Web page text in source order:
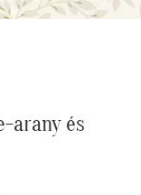
arany és